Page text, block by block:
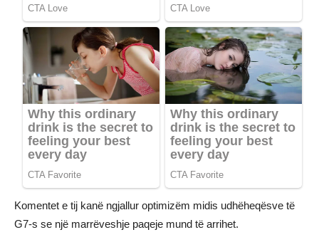
Komentet e tij kanë ngjallur optimizëm midis udhëheqësve të
G7-s se një marrëveshje paqeje mund të arrihet.